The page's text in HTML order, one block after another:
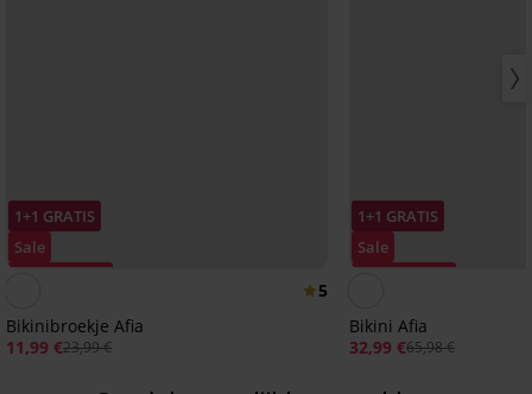
1+1 GRATIS
Sale
5
Bikinibroekje Afia
11,99 €23,99 €
1+1 GRATIS
Sale
Bikini Afia
32,99 €65,98 €